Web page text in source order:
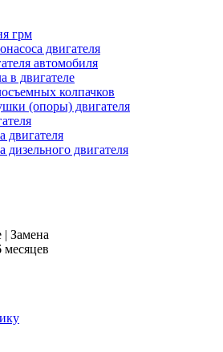
грм
двигателя
автомобиля
в двигателе
колпачков
(опоры) двигателя
двигателя
дизельного двигателя
Замена